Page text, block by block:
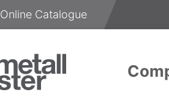
Online Catalogue